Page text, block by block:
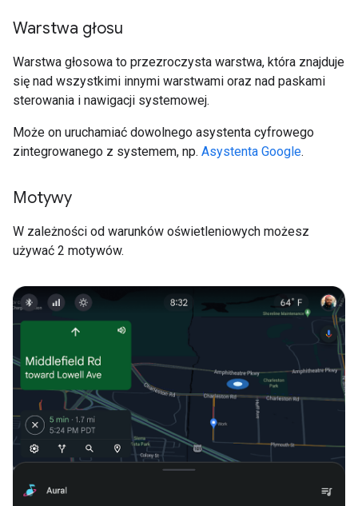
Warstwa głosu
Warstwa głosowa to przezroczysta warstwa, która znajduje
się nad wszystkimi innymi warstwami oraz nad paskami
sterowania i nawigacji systemowej.
Może on uruchamiać dowolnego asystenta cyfrowego
zintegrowanego z systemem, np. Asystenta Google.
Motywy
W zależności od warunków oświetleniowych możesz
używać 2 motywów.